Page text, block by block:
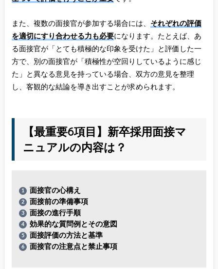
また、複数の面接官が参加する場合には、 それぞれの評価
を適切にすり合わせる力も必要になります。たとえば、あ
る面接官が「とても積極的な印象を受けた」と評価した一
方で、別の面接官が「積極性が空回りしているように感じ
た」と異なる意見を持っている場合、双方の意見を整理
し、客観的な結論を導き出すことが求められます。
【最重要6項目】新卒採用面接マ
ニュアルの内容は？
面接官の心構え
面接前の準備事項
面接の進行手順
効果的な質問例とその意図
面接評価の方法と基準
面接官の注意点と禁止事項